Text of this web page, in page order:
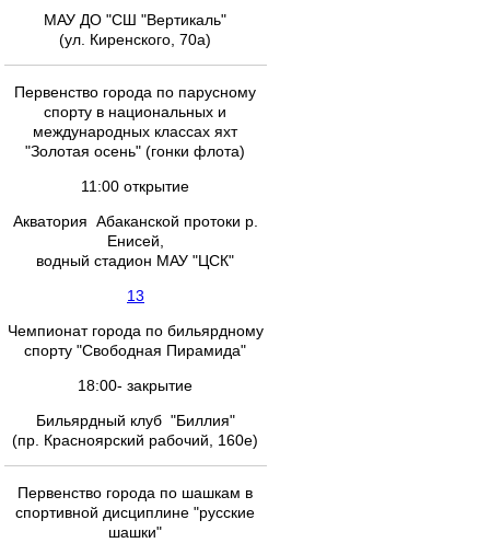
МАУ ДО "СШ "Вертикаль"
(ул. Киренского, 70а)
Первенство города по парусному
спорту в национальных и
международных классах яхт
"Золотая осень" (гонки флота)
11:00 открытие
Акватория Абаканской протоки р.
Енисей,
водный стадион МАУ "ЦСК"
13
Чемпионат города по бильярдному
спорту "Свободная Пирамида"
18:00- закрытие
Бильярдный клуб "Биллия"
(пр. Красноярский рабочий, 160е)
Первенство города по шашкам в
спортивной дисциплине "русские
шашки"